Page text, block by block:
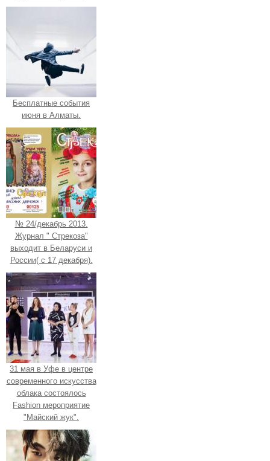
Бесплатные события
июня в Алматы.
№ 24/декабрь 2013.
Журнал " Стрекоза"
выходит в Беларуси и
России( с 17 декабря).
31 мая в Уфе в центре
современного искусства
облака состоялось
Fashion мероприятие
"Майский жук".